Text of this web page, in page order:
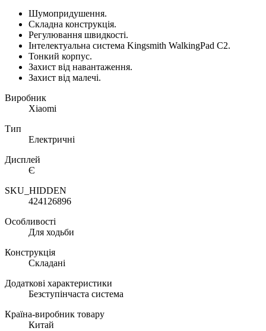
Шумопридушення.
Складна конструкція.
Регулювання швидкості.
Інтелектуальна система Kingsmith WalkingPad C2.
Тонкий корпус.
Захист від навантаження.
Захист від малечі.
Виробник
Xiaomi
Тип
Електричні
Дисплей
Є
SKU_HIDDEN
424126896
Особливості
Для ходьби
Конструкція
Складані
Додаткові характеристики
Безступінчаста система
Країна-виробник товару
Китай